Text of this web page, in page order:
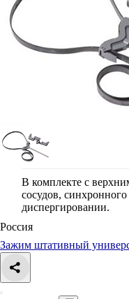
В комплекте с
сосудов,
диспергировании.
Россия
Зажим штативный